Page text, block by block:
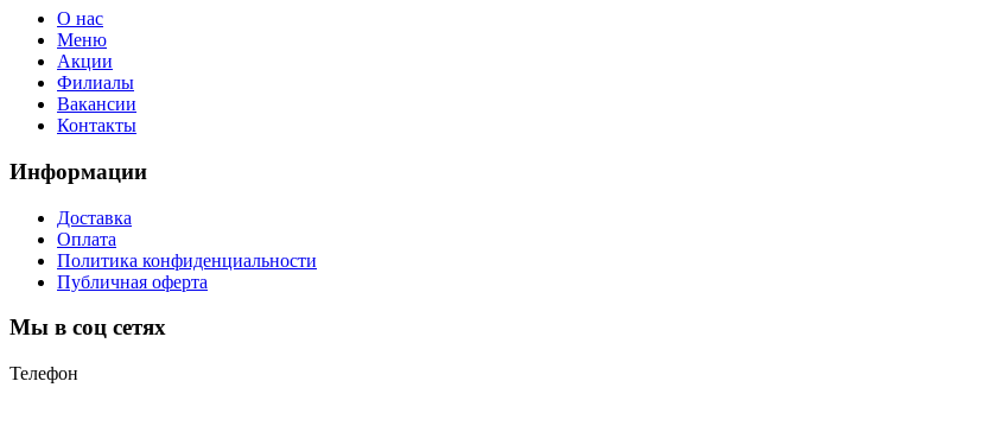
О нас
Меню
Акции
Филиалы
Вакансии
Контакты
Информации
Доставка
Оплата
Политика конфиденциальности
Публичная оферта
Мы в соц сетях
Телефон